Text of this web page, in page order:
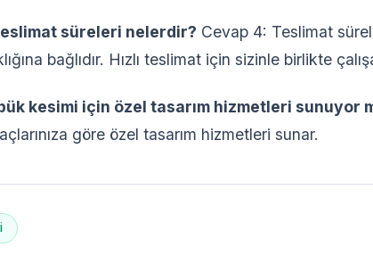
süreleri nelerdir? Cevap 4: Teslimat
bağlıdır. Hızlı teslimat için sizinle birlikte
kesimi için özel tasarım hizmetleri sunuyor
göre özel tasarım hizmetleri sunar.